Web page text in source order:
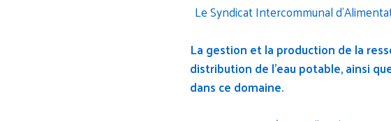
Le Syndicat Intercommunal
La gestion et la production de la
distribution de l'eau potable, ainsi
dans ce domaine.